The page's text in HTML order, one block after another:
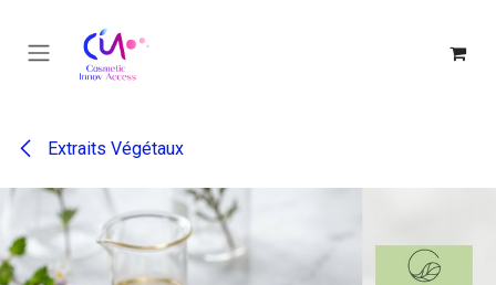
Extraits Végétaux